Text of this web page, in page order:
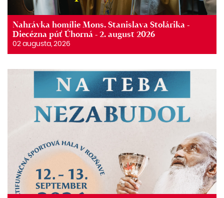
Nahrávka homílie Mons. Stanislava Stolárika -
Diecézna púť Úhorná - 2. august 2026
02 augusta, 2026